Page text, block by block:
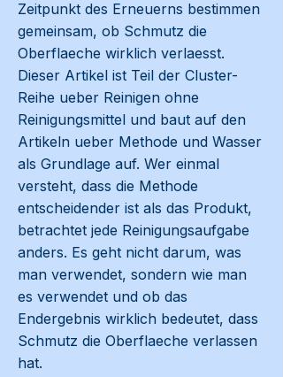
Zeitpunkt des Erneuerns bestimmen
gemeinsam, ob Schmutz die
Oberflaeche wirklich verlaesst.
Dieser Artikel ist Teil der Cluster-
Reihe ueber Reinigen ohne
Reinigungsmittel und baut auf den
Artikeln ueber Methode und Wasser
als Grundlage auf. Wer einmal
versteht, dass die Methode
entscheidender ist als das Produkt,
betrachtet jede Reinigungsaufgabe
anders. Es geht nicht darum, was
man verwendet, sondern wie man
es verwendet und ob das
Endergebnis wirklich bedeutet, dass
Schmutz die Oberflaeche verlassen
hat.